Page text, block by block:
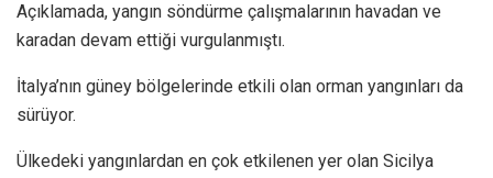
Açıklamada, yangın söndürme çalışmalarının havadan ve
karadan devam ettiği vurgulanmıştı.
İtalya’nın güney bölgelerinde etkili olan orman yangınları da
sürüyor.
Ülkedeki yangınlardan en çok etkilenen yer olan Sicilya